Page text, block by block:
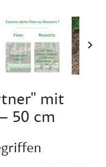

mit
50 cm